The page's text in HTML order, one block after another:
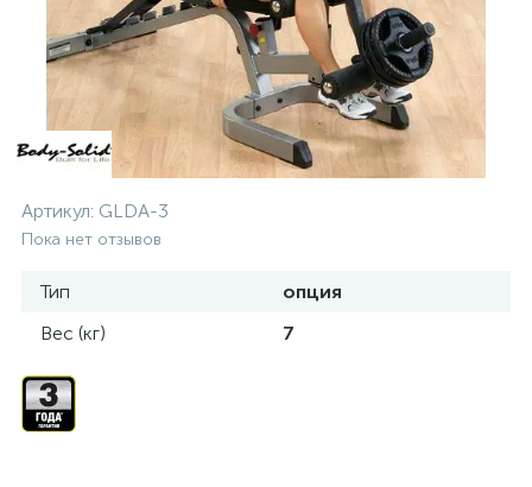
Артикул: GLDA-3
Пока нет отзывов
Тип
опция
Вес (кг)
7